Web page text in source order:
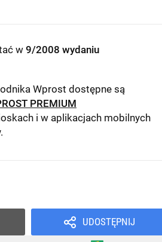
w 9/2008 wydaniu
Wprost dostępne są
PREMIUM
i w aplikacjach mobilnych
.
UDOSTĘPNIJ